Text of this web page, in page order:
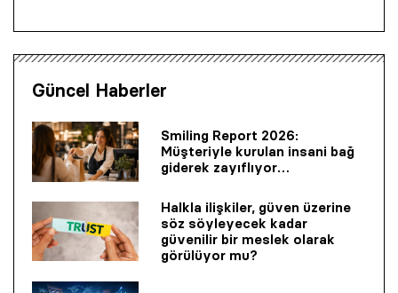
Güncel Haberler
Smiling Report 2026:
Müşteriyle kurulan insani bağ
giderek zayıflıyor…
Halkla ilişkiler, güven üzerine
söz söyleyecek kadar
güvenilir bir mes­lek olarak
görülüyor mu?